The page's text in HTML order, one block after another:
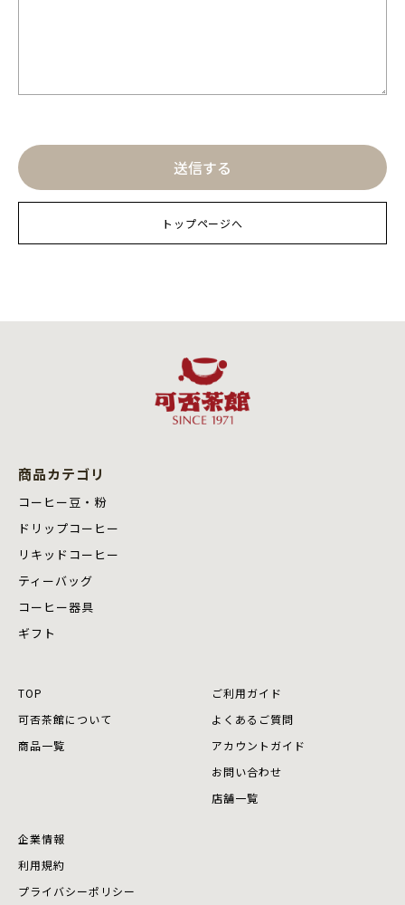
トップページへ
商品カテゴリ
コーヒー豆・粉
ドリップコーヒー
リキッドコーヒー
ティーバッグ
コーヒー器具
ギフト
TOP
可否茶館について
商品⼀覧
ご利用ガイド
よくあるご質問
アカウントガイド
お問い合わせ
店舗⼀覧
企業情報
利用規約
プライバシーポリシー